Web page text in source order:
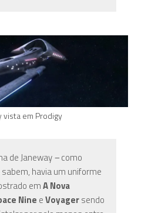
vista em Prodigy
de Janeway–como
havia um uniforme
emA Nova
Nine eVoyagersendo